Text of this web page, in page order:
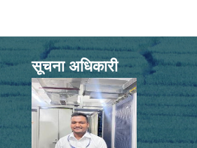
सूचना अधिकारी